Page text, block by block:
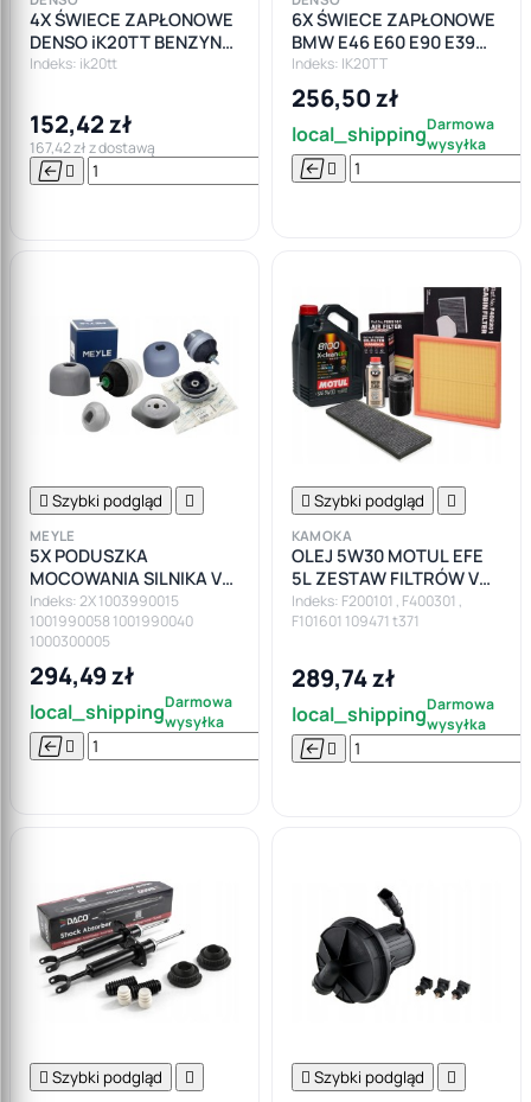
4X ŚWIECE ZAPŁONOWE
DENSO iK20TT BENZYNA
LPG GAZ
Indeks: ik20tt
152,42 zł
167,42 zł z dostawą
  

Do
6X ŚWIECE ZAPŁONOWE
BMW E46 E60 E90 E39
M52 M54 IRYDOWE
Indeks: IK20TT
256,50 zł
local_shippingDarmowa
wysyłka
 
 Szybki podgląd 
MEYLE
5X PODUSZKA
MOCOWANIA SILNIKA VW
PASSAT B5 1.9 TDI
Indeks: 2X 1003990015
1001990058 1001990040
1000300005
294,49 zł
local_shippingDarmowa
wysyłka
  

 Szybki podgląd 
KAMOKA
OLEJ 5W30 MOTUL EFE
5L ZESTAW FILTRÓW VW
PASSAT AUDI A4 B5 1.6 1.8
1.8T
Indeks: F200101 , F400301 ,
F101601 109471 t371
289,74 zł
local_shippingDarmowa
wysyłka
 
 Szybki podgląd   Szybki podgląd 